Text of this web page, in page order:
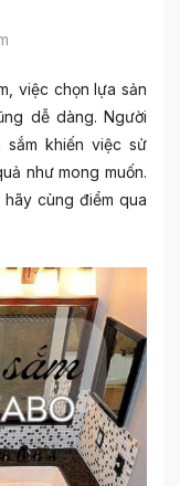
việc chọn lựa sản
dễ dàng. Người
khiến việc sử
như mong muốn.
cùng điểm qua